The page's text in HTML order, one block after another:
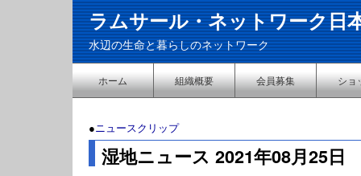
ラムサール・ネットワーク日
水辺の生命と暮らしのネットワーク
ホーム 組織概要 会員募集 ショ
●ニュースクリップ
湿地ニュース 2021年08月25日